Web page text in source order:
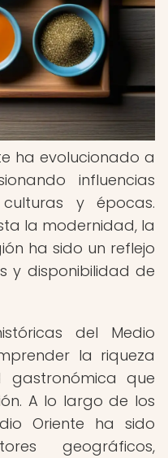
ha evolucionado a
influencias
y épocas.
la modernidad, la
ha sido un reflejo
y disponibilidad de
del Medio
la riqueza
que
A lo largo de los
Oriente ha sido
geográficos,